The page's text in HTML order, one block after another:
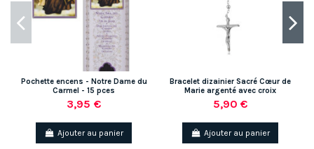
Pochette encens - Notre Dame du
Carmel - 15 pces
3,95 €
Ajouter au panier
Bracelet dizainier Sacré Cœur de
Marie argenté avec croix
5,90 €
Ajouter au panier